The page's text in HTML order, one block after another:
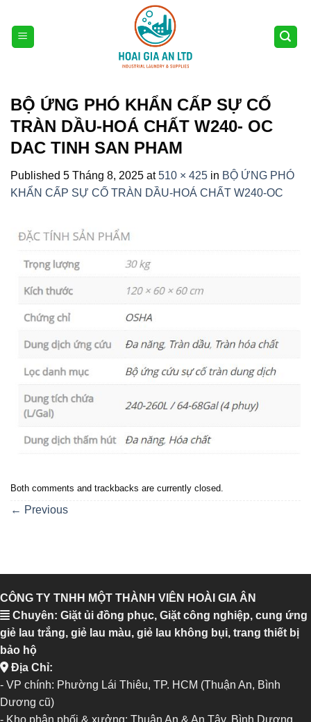
content
BỘ ỨNG PHÓ KHẨN CẤP SỰ CỐ
TRÀN DẦU-HOÁ CHẤT W240- OC
DAC TINH SAN PHAM
Published 5 Tháng 8, 2025 at510 × 425 in BỘ ỨNG PHÓ
KHẨN CẤP SỰ CỐ TRÀN DẦU-HOÁ CHẤT W240-OC
Both comments and trackbacks are currently closed.
← Previous
CÔNG TY TNHH MỘT THÀNH VIÊN HOÀI GIA ÂN
Chuyên: Giặt ủi đồng phục, Giặt công nghiệp, cung ứng
giẻ lau trắng, giẻ lau màu, giẻ lau không bụi, trang thiết bị
bảo hộ
Địa Chỉ:
- VP chính: Phường Lái Thiêu, TP. HCM (Thuận An, Bình
Dương cũ)